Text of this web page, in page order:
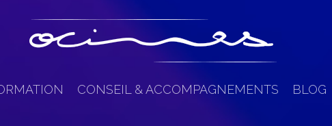
CONSEIL & ACCOMPAGNEMENTS BLOG